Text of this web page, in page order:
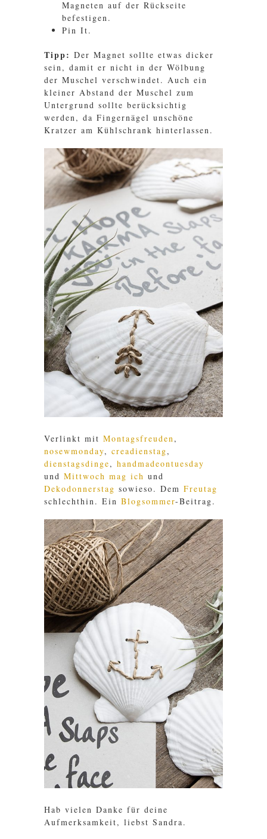
Magneten auf der Rückseite
befestigen.
Pin It.
Tipp: Der Magnet sollte etwas dicker
sein, damit er nicht in der Wölbung
der Muschel verschwindet. Auch ein
kleiner Abstand der Muschel zum
Untergrund sollte berücksichtig
werden, da Fingernägel unschöne
Kratzer am Kühlschrank hinterlassen.
Verlinkt mit Montagsfreuden,
nosewmonday, creadienstag,
dienstagsdinge, handmadeontuesday
und Mittwoch mag ich und
Dekodonnerstag sowieso. Dem Freutag
schlechthin. Ein Blogsommer-Beitrag.
Hab vielen Danke für deine
Aufmerksamkeit, liebst Sandra.